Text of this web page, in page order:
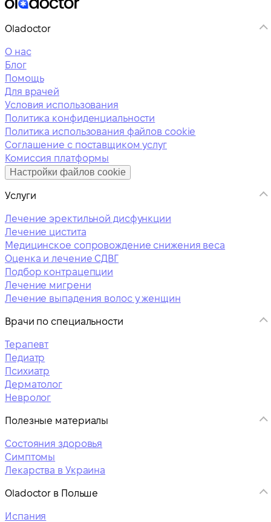
Oladoctor
О нас
Блог
Помощь
Для врачей
Условия использования
Политика конфиденциальности
Политика использования файлов cookie
Соглашение с поставщиком услуг
Комиссия платформы
Настройки файлов cookie
Услуги
Лечение эректильной дисфункции
Лечение цистита
Медицинское сопровождение снижения веса
Оценка и лечение СДВГ
Подбор контрацепции
Лечение мигрени
Лечение выпадения волос у женщин
Врачи по специальности
Терапевт
Педиатр
Психиатр
Дерматолог
Невролог
Полезные материалы
Состояния здоровья
Симптомы
Лекарства в Украина
Oladoctor в Польше
Испания